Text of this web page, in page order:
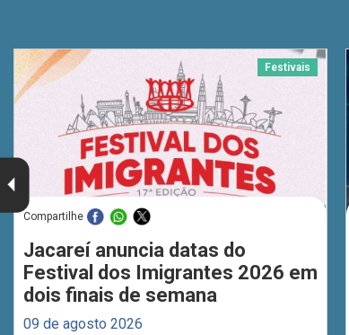
Festivais
Compartilhe
Jacareí anuncia datas do
Festival dos Imigrantes 2026 em
dois finais de semana
09 de agosto 2026